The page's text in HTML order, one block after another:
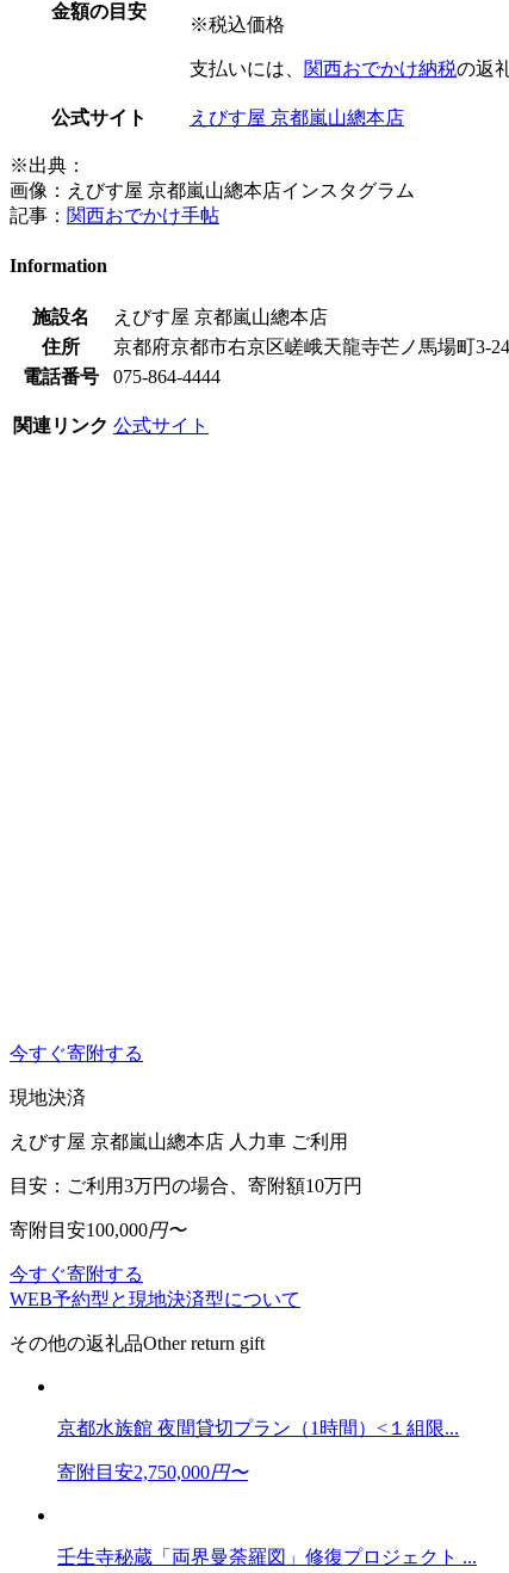
金額の目安
※税込価格
支払いには、 関西おでかけ納税の返
公式サイト えびす屋 京都嵐山總本店
※出典：
画像： えびす屋 京都嵐山總本店インスタグラム
記事： 関西おでかけ手帖
Information
施設名
えびす屋 京都嵐山總本店
住所
京都府京都市右京区嵯峨天龍寺芒ノ馬場町3-24
電話番号
075-864-4444
関連リンク 公式サイト
今すぐ寄附する
現地決済
えびす屋 京都嵐山總本店 人力車 ご利用
目安：ご利用3万円の場合、寄附額10万円
寄附目安100,000円〜
今すぐ寄附する
WEB予約型と現地決済型について
その他の返礼品Other return gift
京都水族館 夜間貸切プラン（1時間）<１組限...
寄附目安2,750,000円〜
壬生寺秘蔵「両界曼荼羅図」修復プロジェクト ...